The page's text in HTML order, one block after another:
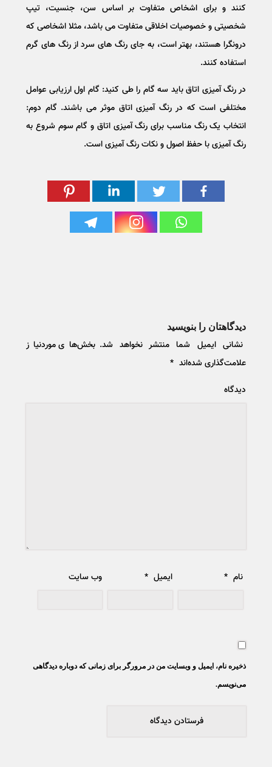
کنند و برای اشخاص متفاوت بر اساس سن، جنسیت، تیپ
شخصیتی و خصوصیات اخلاقی متفاوت می باشد، مثلا اشخاصی که
درونگرا هستند، بهتر است، به جای رنگ های سرد از رنگ های گرم
استفاده کنند.
در رنگ آمیزی اتاق باید سه گام را طی کنید: گام اول ارزیابی عوامل
مختلفی است که در رنگ آمیزی اتاق موثر می باشند. گام دوم:
انتخاب یک رنگ مناسب برای رنگ آمیزی اتاق و گام سوم شروع به
رنگ آمیزی با حفظ اصول و نکات رنگ آمیزی است.
دیدگاهتان را بنویسید
نشانی ایمیل شما منتشر نخواهد شد. بخش‌های موردنیاز
علامت‌گذاری شده‌اند *
دیدگاه
نام * ایمیل * وب‌ سایت
ذخیره نام، ایمیل و وبسایت من در مرورگر برای زمانی که دوباره دیدگاهی
می‌نویسم.